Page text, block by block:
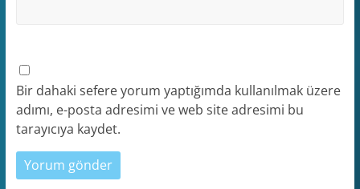
Bir dahaki sefere yorum yaptığımda kullanılmak üzere
adımı, e-posta adresimi ve web site adresimi bu
tarayıcıya kaydet.